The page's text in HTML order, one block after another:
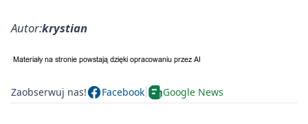
Autor:krystian
Zaobserwuj nas! Facebook Google News